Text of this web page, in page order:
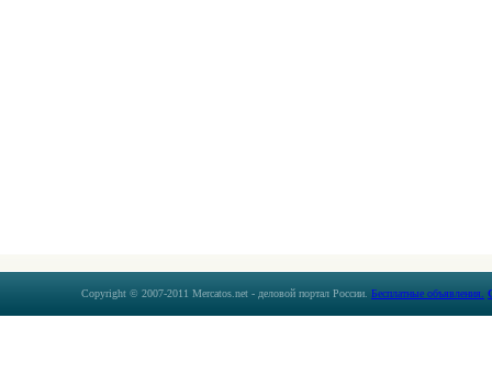
Copyright © 2007-2011 Mercatos.net - деловой портал России. Бесплатные объявления.